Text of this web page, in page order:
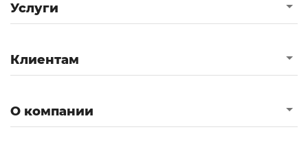
Услуги
Клиентам
О компании